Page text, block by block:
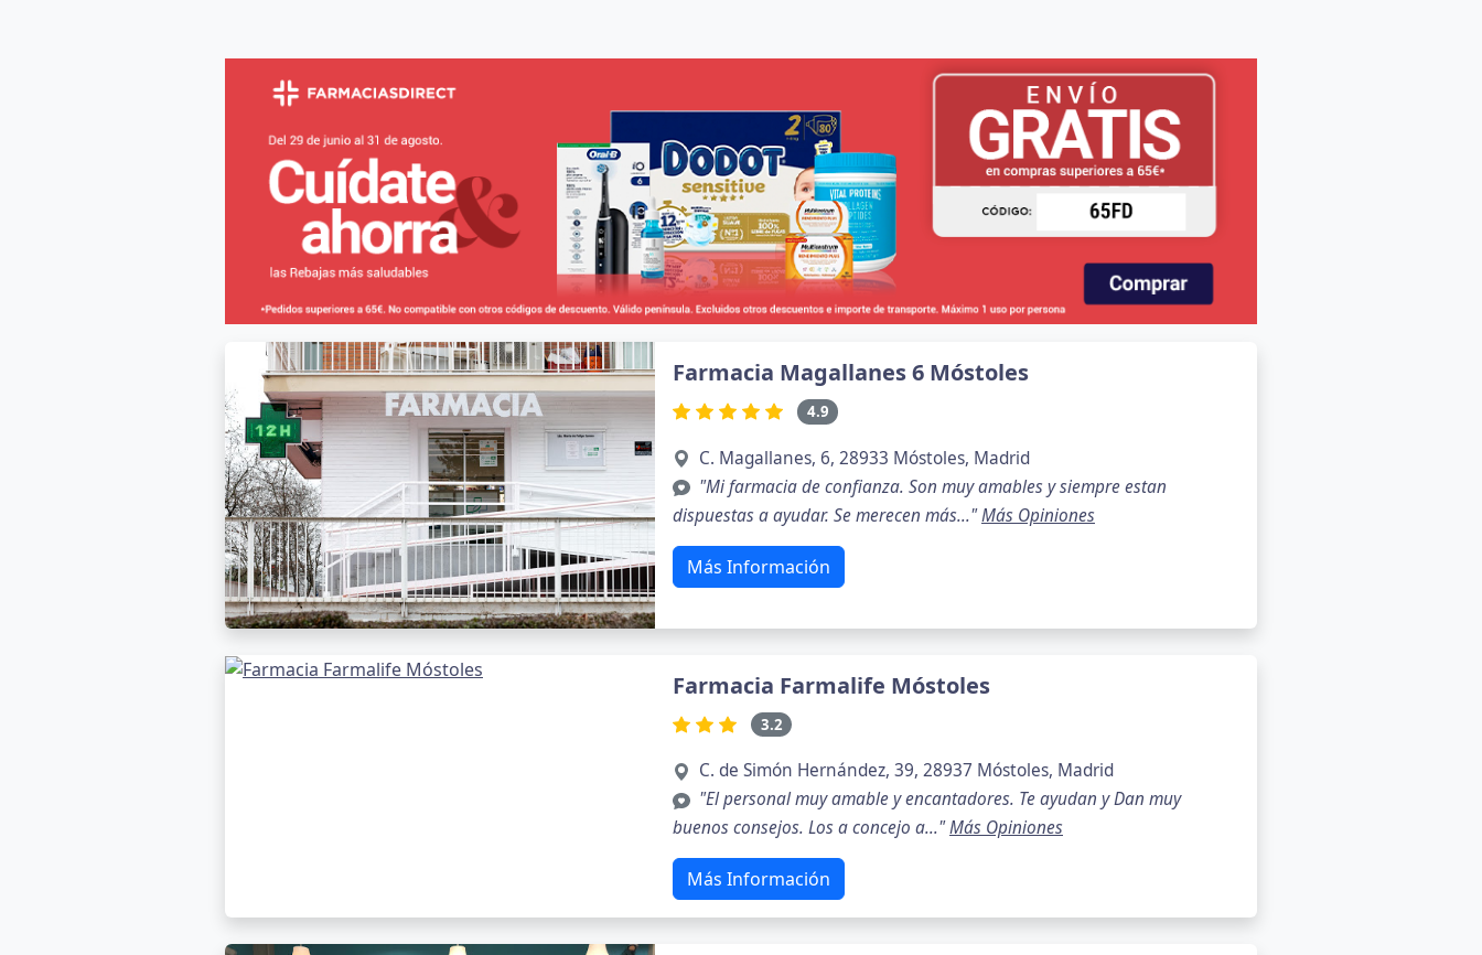
Farmacia Magallanes 6 Móstoles
4.9
C. Magallanes, 6, 28933 Móstoles, Madrid
"Mi farmacia de confianza. Son muy amables y siempre estan
dispuestas a ayudar. Se merecen más..."Más Opiniones
Más Información
Farmacia Farmalife Móstoles
3.2
C. de Simón Hernández, 39, 28937 Móstoles, Madrid
"El personal muy amable y encantadores. Te ayudan y Dan muy
buenos consejos. Los a concejo a..."Más Opiniones
Más Información